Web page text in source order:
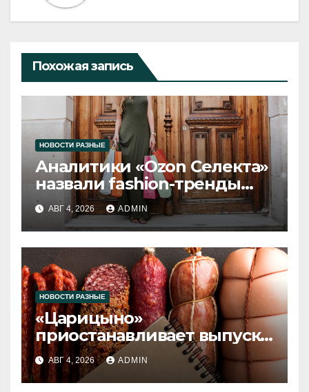
Похожая запись
НОВОСТИ РАЗНЫЕ
Аналитики «Ozon Селекта»
назвали fashion-тренды
2026 года
АВГ 4, 2026 ADMIN
НОВОСТИ РАЗНЫЕ
«Царицыно»
приостанавливает выпуск
продукции
АВГ 4, 2026 ADMIN